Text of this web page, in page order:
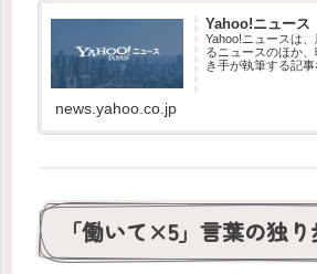
Yahoo!ニュース
Yahoo!ニュースは
るニュースのほか
き手が執筆する記
news.yahoo.co.jp
「働いて×5」言葉の独り